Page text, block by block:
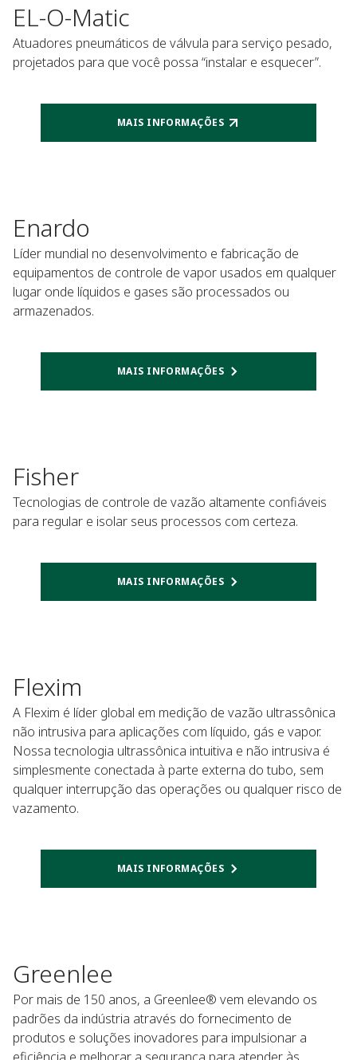
EL-O-Matic
Atuadores pneumáticos de válvula para serviço pesado,
projetados para que você possa “instalar e esquecer”.
MAIS INFORMAÇÕES
Enardo
Líder mundial no desenvolvimento e fabricação de
equipamentos de controle de vapor usados em qualquer
lugar onde líquidos e gases são processados ou
armazenados.
MAIS INFORMAÇÕES
Fisher
Tecnologias de controle de vazão altamente confiáveis
para regular e isolar seus processos com certeza.
MAIS INFORMAÇÕES
Flexim
A Flexim é líder global em medição de vazão ultrassônica
não intrusiva para aplicações com líquido, gás e vapor.
Nossa tecnologia ultrassônica intuitiva e não intrusiva é
simplesmente conectada à parte externa do tubo, sem
qualquer interrupção das operações ou qualquer risco de
vazamento.
MAIS INFORMAÇÕES
Greenlee
Por mais de 150 anos, a Greenlee® vem elevando os
padrões da indústria através do fornecimento de
produtos e soluções inovadores para impulsionar a